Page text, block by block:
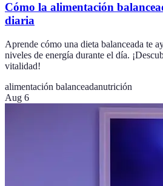
Cómo la alimentación
diaria
Aprende cómo una dieta balanceada te
niveles de energía durante el día.
vitalidad!
alimentación balanceadanutrición
Aug 6